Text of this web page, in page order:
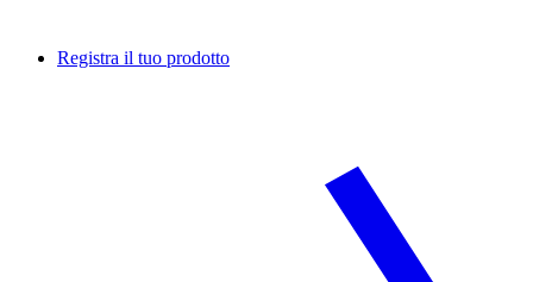
Registra il tuo prodotto